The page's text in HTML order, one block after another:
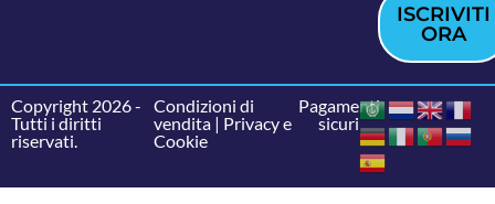
ISCRIVITI
ORA
Copyright 2026 -
Tutti i diritti
riservati.
Condizioni di
vendita| Privacy e
Cookie
Pagamenti
sicuri